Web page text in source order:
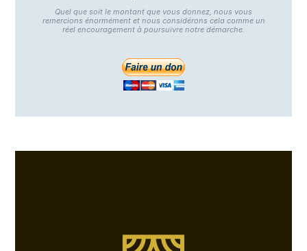
Quel que soit le montant que vous donnez, nous vous
remercions énormément et nous considérons cela comme un
réel encouragement à poursuivre notre démarche.